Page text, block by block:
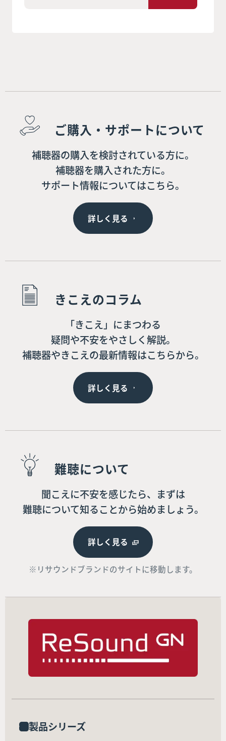
ご購入・サポートについて
補聴器の購入を検討されている方に。
補聴器を購入された方に。
サポート情報についてはこちら。
詳しく見る
きこえのコラム
「きこえ」にまつわる
疑問や不安をやさしく解説。
補聴器やきこえの最新情報はこちらから。
詳しく見る
難聴について
聞こえに不安を感じたら、まずは
難聴について知ることから始めましょう。
詳しく見る
※リサウンドブランドのサイトに移動します。
製品シリーズ